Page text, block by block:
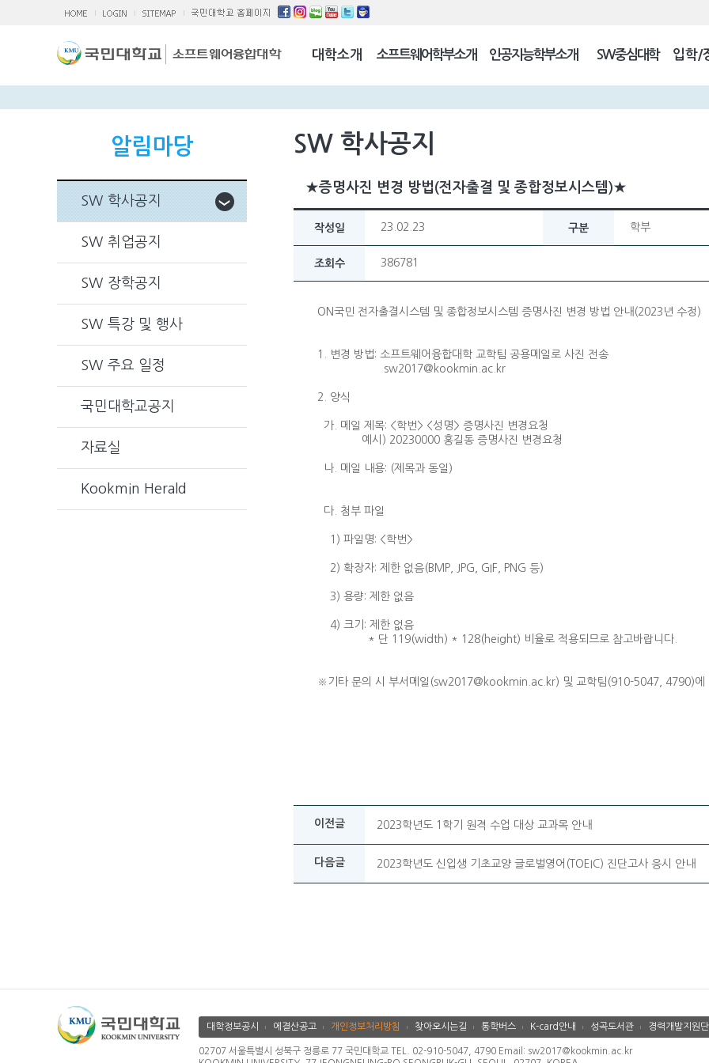
대학소개
소융대Q/A
찾아오시는 길 소프트웨어학부소개 인공지능학부소개 SW중심대학 입학/
알림마당
SW 학사공지
SW 취업공지
SW 장학공지
SW 특강 및 행사
SW 주요 일정
국민대학교공지
자료실
Kookmin Herald
SW 학사공지
★증명사진 변경 방법(전자출결 및 종합정보시스템)★
작성일 23.02.23 구분 학부
조회수 386781
ON국민 전자출결시스템 및 종합정보시스템 증명사진 변경 방법 안내(2023년 수정)
1. 변경 방법: 소프트웨어융합대학 교학팀 공용메일로 사진 전송
sw2017@kookmin.ac.kr
2. 양식
가. 메일 제목: <학번> <성명> 증명사진 변경요청
예시) 20230000 홍길동 증명사진 변경요청
나. 메일 내용: (제목과 동일)
다. 첨부 파일
1) 파일명: <학번>
2) 확장자: 제한 없음(BMP, JPG, GIF, PNG 등)
3) 용량: 제한 없음
4) 크기: 제한 없음
* 단 119(width) * 128(height) 비율로 적용되므로 참고바랍니다.
※기타 문의 시 부서메일(sw2017@kookmin.ac.kr) 및 교학팀(910-5047, 4790)에
이전글 2023학년도 1학기 원격 수업 대상 교과목 안내
다음글 2023학년도 신입생 기초교양 글로벌영어(TOEIC) 진단고사 응시 안내
대학정보공시 에결산공고 개인정보처리방침 찾아오시는길 통학버스 K-card안내 성곡도서관 경력개발지원단
02707 서울특별시 성북구 정릉로 77 국민대학교 TEL. 02-910-5047, 4790 Email: sw2017@kookmin.ac.kr